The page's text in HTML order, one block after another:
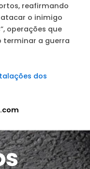
reafirmando
o inimigo
operações que
terminar a guerra
dos